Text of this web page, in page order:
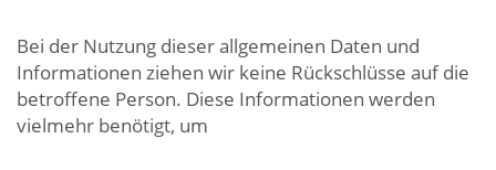
Bei der Nutzung dieser allgemeinen Daten und
Informationen ziehen wir keine Rückschlüsse auf die
betroffene Person. Diese Informationen werden
vielmehr benötigt, um